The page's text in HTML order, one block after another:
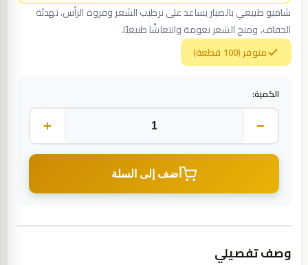
شامبو طبيعي بالصبار يساعد على ترطيب الشعر وفروة الرأس، تهدئة
الجفاف، ومنح الشعر نعومة وانتعاشًا طبيعيًا.
متوفر (100 قطعة)
الكمية:
أضف إلى السلة
وصف تفصيلي